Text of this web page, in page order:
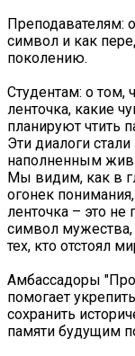
Преподавателям:
символ и как
поколению.
Студентам: о том,
ленточка, какие
планируют чтить
Эти диалоги
наполненным
Мы видим, как в
огонек
ленточка – это не
символ мужества,
тех, кто отстоял
Амбассадоры
помогает
сохранить
памяти будущим